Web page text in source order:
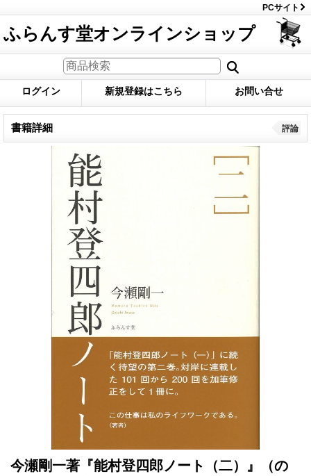
PCサイト
ふらんす堂オンラインショップ
ログイン 新規登録はこちら お問い合せ
書籍詳細 評論
今瀬剛一著『能村登四郎ノート（二）』（の